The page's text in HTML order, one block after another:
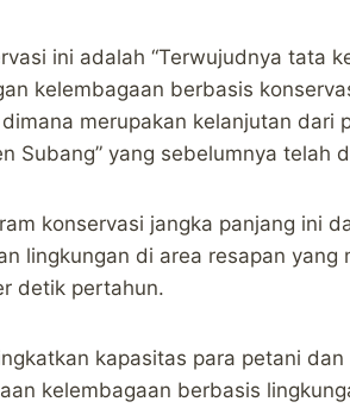
ini adalah “Terwujudnya tata
kelembagaan berbasis
merupakan kelanjutan dari
Subang” yang sebelumnya telah
konservasi jangka panjang ini
lingkungan di area resapan yang
detik pertahun.
kapasitas para petani
kelembagaan berbasis